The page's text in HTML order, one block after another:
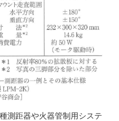
測距器や火器管制用システ